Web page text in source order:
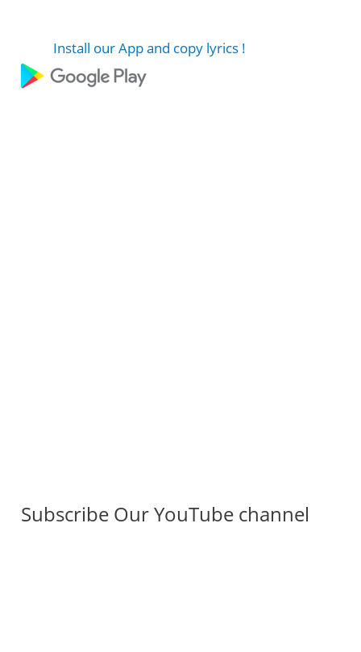
Install our App and copy lyrics !
Subscribe Our YouTube channel